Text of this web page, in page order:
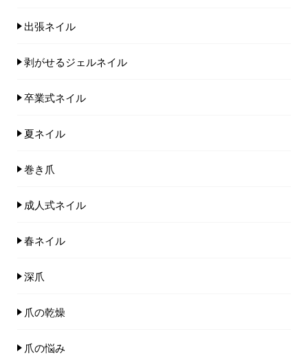
出張ネイル
剥がせるジェルネイル
卒業式ネイル
夏ネイル
巻き爪
成人式ネイル
春ネイル
深爪
爪の乾燥
爪の悩み